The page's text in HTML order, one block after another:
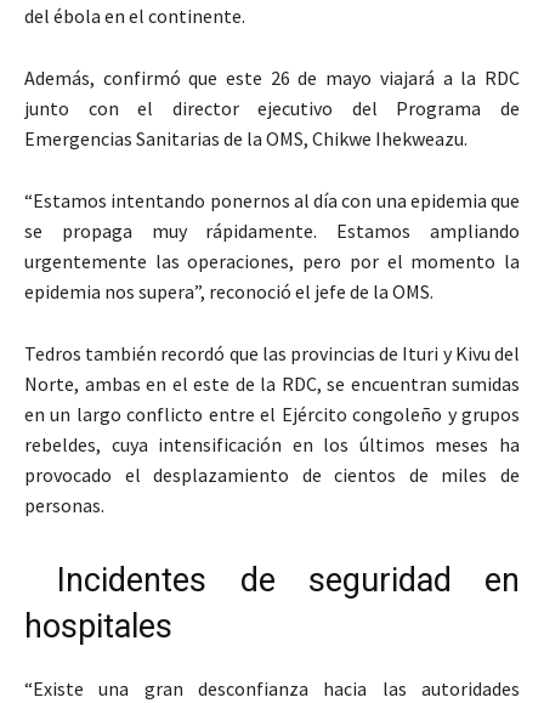
del ébola en el continente.
Además, confirmó que este 26 de mayo viajará a la RDC
junto con el director ejecutivo del Programa de
Emergencias Sanitarias de la OMS, Chikwe Ihekweazu.
“Estamos intentando ponernos al día con una epidemia que
se propaga muy rápidamente. Estamos ampliando
urgentemente las operaciones, pero por el momento la
epidemia nos supera”, reconoció el jefe de la OMS.
Tedros también recordó que las provincias de Ituri y Kivu del
Norte, ambas en el este de la RDC, se encuentran sumidas
en un largo conflicto entre el Ejército congoleño y grupos
rebeldes, cuya intensificación en los últimos meses ha
provocado el desplazamiento de cientos de miles de
personas.
Incidentes de seguridad en
hospitales
“Existe una gran desconfianza hacia las autoridades